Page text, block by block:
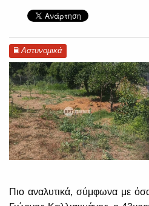
Αστυνομικά
Πιο αναλυτικά, σύμφωνα με